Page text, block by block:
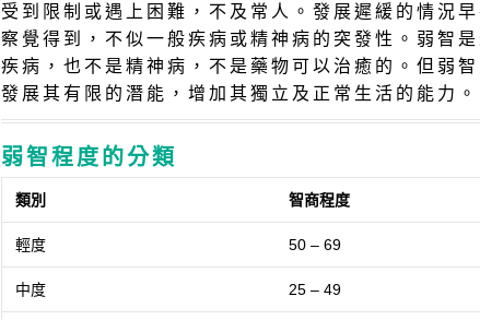
受到限制或遇上困難，不及常人。發展遲緩的情況
察覺得到，不似一般疾病或精神病的突發性。弱智
疾病，也不是精神病，不是藥物可以治癒的。但弱
發展其有限的潛能，增加其獨立及正常生活的能力。
弱智程度的分類
類別 智商程度
輕度 50 – 69
中度 25 – 49